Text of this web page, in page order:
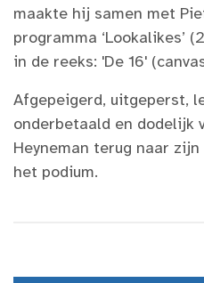
maakte hij samen met
programma ‘Lookalikes’
in de reeks: 'De 16'
Afgepeigerd, uitgeperst,
onderbetaald en dodelijk
Heyneman terug naar
het podium.